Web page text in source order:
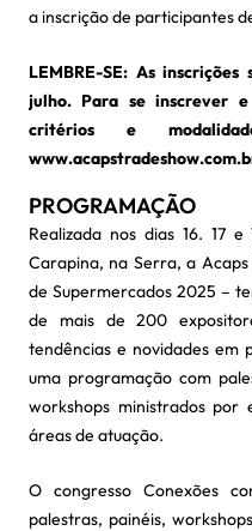
a inscrição de participantes
LEMBRE-SE: As
julho. Para se inscrever
critérios e
PROGRAMAÇÃO
Realizada nos dias 16. 17
Carapina, na Serra, a
de Supermercados 2025 –
de mais de 200
tendências e novidades em
uma programação com
workshops ministrados por
áreas de atuação.
O congresso Conexões
palestras, painéis,